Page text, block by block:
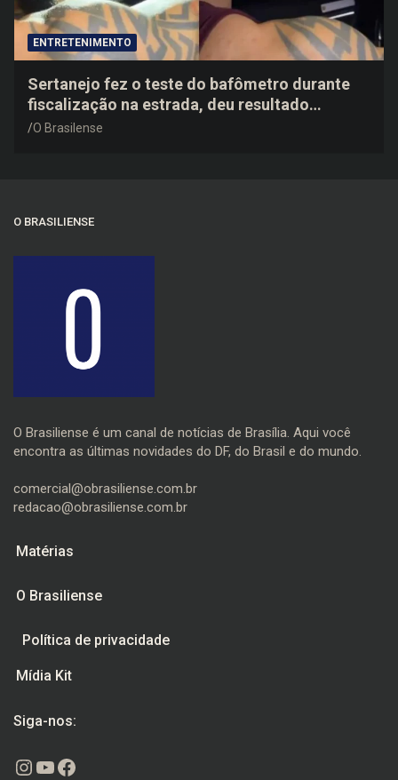
ENTRETENIMENTO
Sertanejo fez o teste do bafômetro durante
fiscalização na estrada, deu resultado
negativo e elogiou o trabalho dos agentes de
O Brasilense
O BRASILIENSE
O Brasiliense é um canal de notícias de Brasília. Aqui você
encontra as últimas novidades do DF, do Brasil e do mundo.
comercial@obrasiliense.com.br
redacao@obrasiliense.com.br
Matérias
O Brasiliense
Política de privacidade
Mídia Kit
Siga-nos:
Instagram
Youtube
Facebook